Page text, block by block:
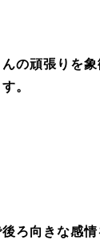
の頑張りを
。
ろ向きな感